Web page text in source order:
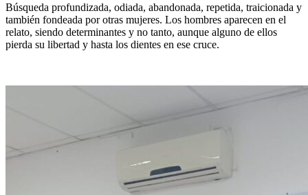
Búsqueda profundizada, odiada, abandonada, repetida, traicionada y
también fondeada por otras mujeres. Los hombres aparecen en el
relato, siendo determinantes y no tanto, aunque alguno de ellos
pierda su libertad y hasta los dientes en ese cruce.